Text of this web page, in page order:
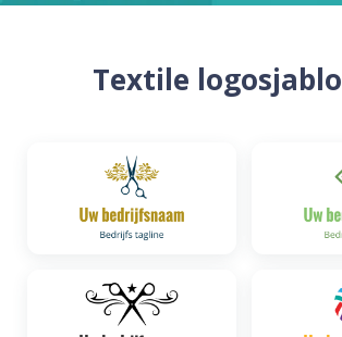
Textile